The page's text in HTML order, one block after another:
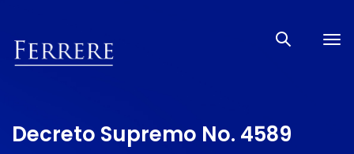
Decreto Supremo No. 4589